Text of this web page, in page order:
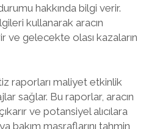
hakkında bilgi verir.
kullanarak aracın
ve gelecekte olası kazaların
raporları maliyet etkinlik
sağlar. Bu raporlar, aracın
ve potansiyel alıcılara
bakım masraflarını tahmin